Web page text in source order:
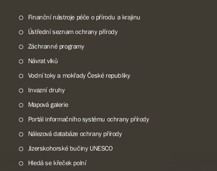
Finanční nástroje péče o přírodu a krajinu
Ústřední seznam ochrany přírody
Záchranné programy
Návrat vlků
Vodní toky a mokřady České republiky
Invazní druhy
Mapová galerie
Portál informačního systému ochrany přírody
Nálezová databáze ochrany přírody
Jizerskohorské bučiny UNESCO
Hledá se křeček polní